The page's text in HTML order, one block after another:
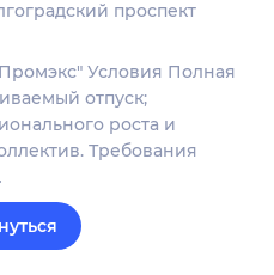
проспект
Условия Полная
отпуск;
роста и
Требования